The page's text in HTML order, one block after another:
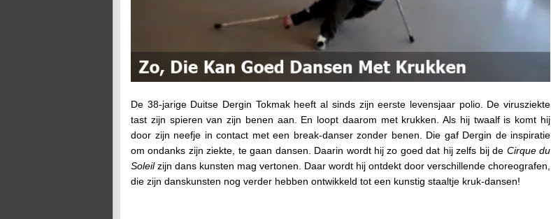
De 38-jarige Duitse Dergin Tokmak heeft al sinds zijn eerste levensjaar polio. De virusziekte
tast zijn spieren van zijn benen aan. En loopt daarom met krukken. Als hij twaalf is komt hij
door zijn neefje in contact met een break-danser zonder benen. Die gaf Dergin de inspiratie
om ondanks zijn ziekte, te gaan dansen. Daarin wordt hij zo goed dat hij zelfs bij de Cirque du
Soleilzijn dans kunsten mag vertonen. Daar wordt hij ontdekt door verschillende choreografen,
die zijn danskunsten nog verder hebben ontwikkeld tot een kunstig staaltje kruk-dansen!